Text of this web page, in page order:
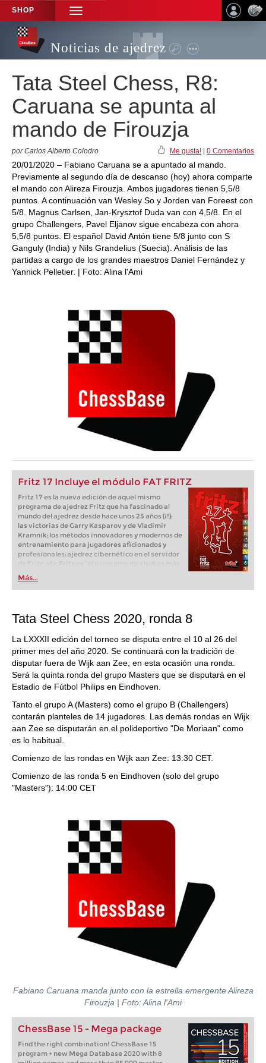
SHOP
TOGGLE
NAVIGATION
Noticias de ajedrez
Tata Steel Chess, R8:
Caruana se apunta al
mando de Firouzja
por Carlos Alberto Colodro Me gusta! 0 Comentarios
20/01/2020 – Fabiano Caruana se a apuntado al mando.
Previamente al segundo día de descanso (hoy) ahora comparte
el mando con Alireza Firouzja. Ambos jugadores tienen 5,5/8
puntos. A continuación van Wesley So y Jorden van Foreest con
5/8. Magnus Carlsen, Jan-Krysztof Duda van con 4,5/8. En el
grupo Challengers, Pavel Eljanov sigue encabeza con ahora
5,5/8 puntos. El español David Antón tiene 5/8 junto con S
Ganguly (India) y Nils Grandelius (Suecia). Análisis de las
partidas a cargo de los grandes maestros Daniel Fernández y
Yannick Pelletier. | Foto: Alina l'Ami
Fritz 17 Incluye el módulo FAT FRITZ
Fritz 17 es la nueva edición de aquel mismo
programa de ajedrez Fritz que ha fascinado al
mundo del ajedrez desde hace unos 25 años (¡!):
las victorias de Garry Kasparov y de Vladimir
Kramnik; los métodos innovadores y modernos de
entrenamiento para jugadores aficionados y
profesionales; ajedrez cibernético en el servidor
popular de Alemania” (Der Spiegel) y ofrece todo
lo que necesita el ajedrecista. La novedad más
espectacular: Fritz 17 incluye el módulo basado
Más...
Tata Steel Chess 2020, ronda 8
La LXXXII edición del torneo se disputa entre el 10 al 26 del
primer mes del año 2020. Se continuará con la tradición de
disputar fuera de Wijk aan Zee, en esta ocasión una ronda.
Será la quinta ronda del grupo Masters que se disputará en el
Estadio de Fútbol Philips en Eindhoven.
Tanto el grupo A (Masters) como el grupo B (Challengers)
contarán planteles de 14 jugadores. Las demás rondas en Wijk
aan Zee se disputarán en el polideportivo "De Moriaan" como
es lo habitual.
Comienzo de las rondas en Wijk aan Zee: 13:30 CET.
Comienzo de las ronda 5 en Eindhoven (solo del grupo
"Masters"): 14:00 CET
Fabiano Caruana manda junto con la estrella emergente Alireza
Firouzja | Foto: Alina l'Ami
ChessBase 15 - Mega package
Find the right combination! ChessBase 15
program + new Mega Database 2020 with 8